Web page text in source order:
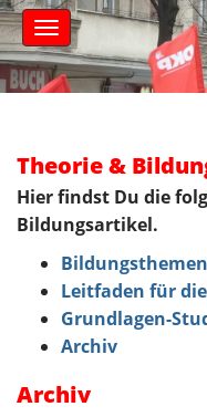
Theorie &
Hier findst Du die
Bildungsartikel.
Bildungsthemen
Leitfaden für
Grundlagen-
Archiv
Archiv